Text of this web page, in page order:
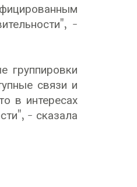
-
группировки
связи и
в интересах
- сказала